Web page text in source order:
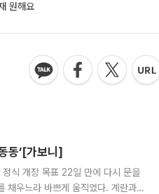
원해요
동’[가보니]
식 개장 목표 22일 만에 다시 문을
채우느라 바쁘게 움직였다. 계란과